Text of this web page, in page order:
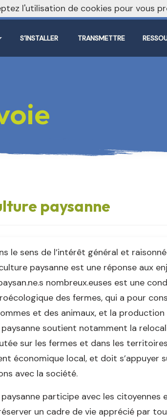
S’INSTALLER TRANSMETTRE
paysanne
le sens de l’intérêt général et
paysanne est une réponse aux
nombreux.euses est une
des fermes, qui a pour
et des animaux, et la
paysanne soutient notamment la
sur les fermes et dans les
économique local, et doit s’appuyer
avec la société.
paysanne participe avec les
un cadre de vie apprécié par
l'utilisation de cookies pour vous